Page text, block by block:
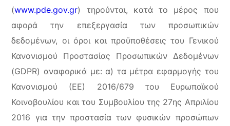
(www.pde.gov.gr) τηρούνται, κατά το μέρος που
αφορά την επεξεργασία των προσωπικών
δεδομένων, οι όροι και προϋποθέσεις του Γενικού
Κανονισμού Προστασίας Προσωπικών Δεδομένων
(GDPR) αναφορικά με: α) τα μέτρα εφαρμογής του
Κανονισμού (ΕΕ) 2016/679 του Ευρωπαϊκού
Κοινοβουλίου και του Συμβουλίου της 27ης Απριλίου
2016 για την προστασία των φυσικών προσώπων